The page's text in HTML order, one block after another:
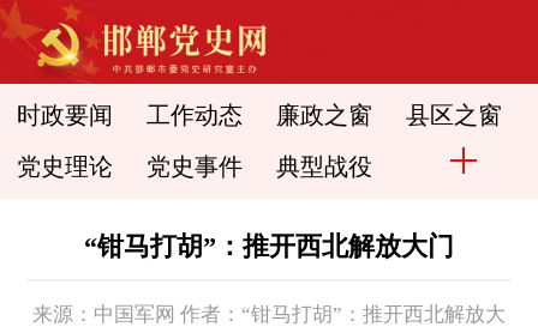
时政要闻 工作动态 廉政之窗 县区之窗
党史理论 党史事件 典型战役
“钳马打胡”：推开西北解放大门
来源：中国军网 作者：“钳马打胡”：推开西北解放大